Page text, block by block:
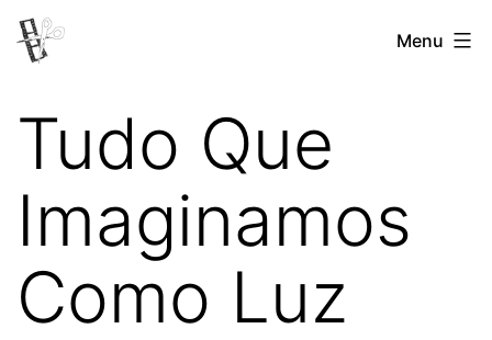
Pular
para
conteúdo
Revista
Menu
Tudo Que
Imaginamos
Como Luz